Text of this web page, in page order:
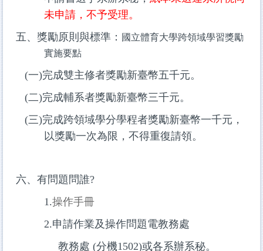
未申請，不予受理。
五、獎勵原則與標準： 國立體育大學跨領域學習獎勵
實施要點
(一)完成雙主修者獎勵新臺幣五千元。
(二)完成輔系者獎勵新臺幣三千元。
(三)完成跨領域學分學程者獎勵新臺幣一千元，
以獎勵一次為限，不得重復請領。
六、有問題問誰?
1.操作手冊
2.申請作業及操作問題電教務處
教務處 (分機1502)或各系辦系秘。